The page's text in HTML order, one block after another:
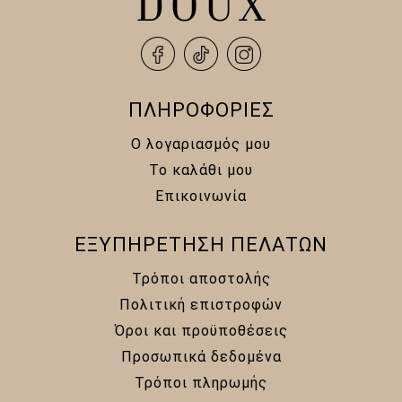
ΠΛΗΡΟΦΟΡΙΕΣ
Ο λογαριασμός μου
Το καλάθι μου
Επικοινωνία
ΕΞΥΠΗΡΕΤΗΣΗ ΠΕΛΑΤΩΝ
Τρόποι αποστολής
Πολιτική επιστροφών
Όροι και προϋποθέσεις
Προσωπικά δεδομένα
Τρόποι πληρωμής